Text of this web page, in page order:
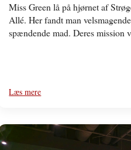
Miss Green lå på hjørnet af
Allé. Her fandt man
spændende mad. Deres mission
Læs mere